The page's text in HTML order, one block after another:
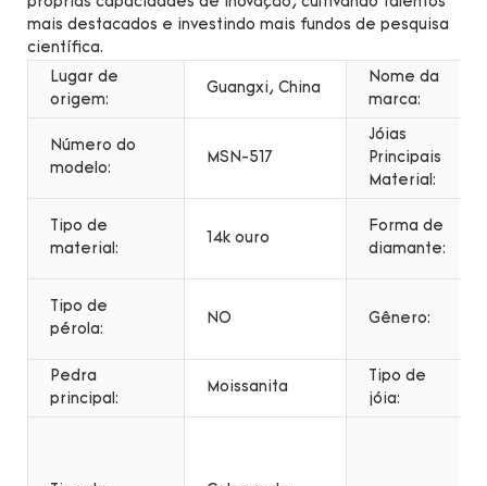
mais destacados e investindo mais fundos de pesquisa
científica.
Lugar de
origem:
Guangxi, China
Nome da
marca:
Número do
modelo:
MSN-517
Jóias
Principais
Material:
Tipo de
material:
14k ouro
Forma de
diamante:
Tipo de
pérola:
NO Gênero:
Pedra
principal:
Moissanita
Tipo de
jóia: